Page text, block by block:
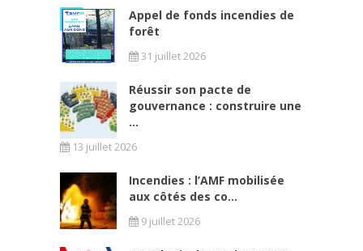
Appel de fonds incendies de
forêt
31 juillet 2026
Réussir son pacte de
gouvernance : construire une
...
13 juillet 2026
Incendies : l’AMF mobilisée
aux côtés des co...
9 juillet 2026